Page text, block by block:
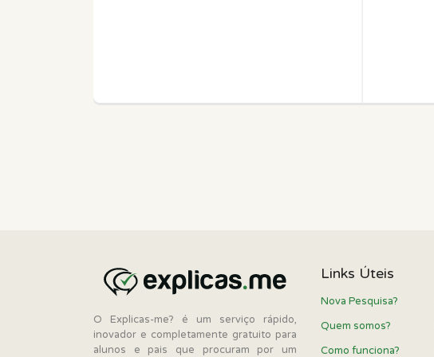
O Explicas-me? é um serviço rápido,
inovador e completamente gratuito para
alunos e pais que procuram por um
Links Úteis
Nova Pesquisa?
Quem somos?
Como funciona?